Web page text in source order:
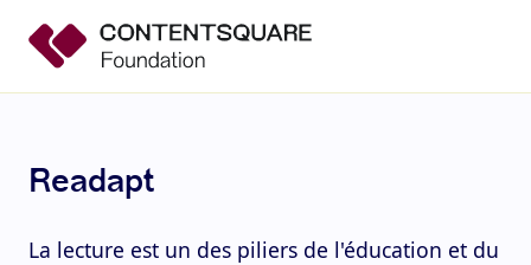
Readapt
La lecture est un des piliers de l'éducation et du